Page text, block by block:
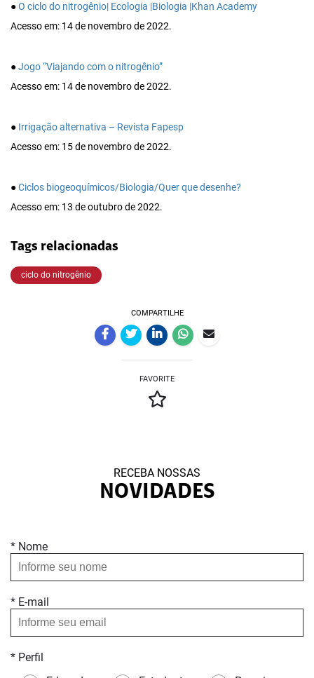
●O ciclo do nitrogênio| Ecologia |Biologia |Khan Academy
Acesso em: 14 de novembro de 2022.
●Jogo “Viajando com o nitrogênio”
Acesso em: 14 de novembro de 2022.
● Irrigação alternativa – Revista Fapesp
Acesso em: 15 de novembro de 2022.
●Ciclos biogeoquímicos/Biologia/Quer que desenhe?
Acesso em: 13 de outubro de 2022.
Tags relacionadas
ciclo do nitrogênio
COMPARTILHE
FAVORITE
RECEBA NOSSAS
NOVIDADES
* Nome
* E-mail
* Perfil